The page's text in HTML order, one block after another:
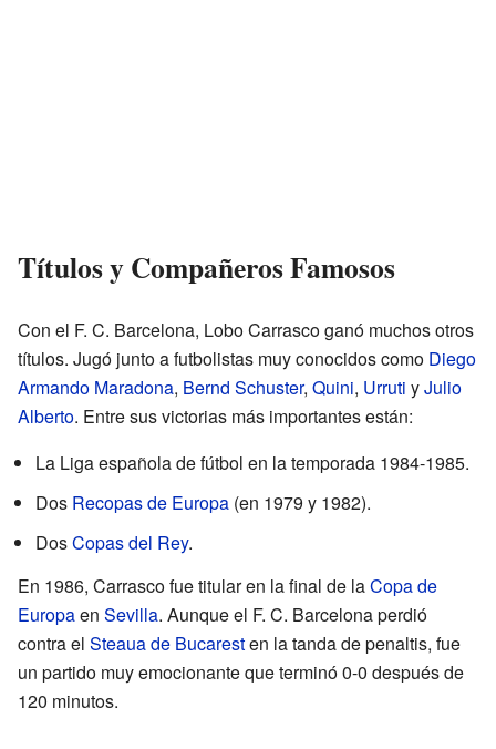
Títulos y Compañeros Famosos
Con el F. C. Barcelona, Lobo Carrasco ganó muchos otros
títulos. Jugó junto a futbolistas muy conocidos como Diego
Armando Maradona, Bernd Schuster, Quini, Urruti yJulio
Alberto. Entre sus victorias más importantes están:
La Liga española de fútbol en la temporada 1984-1985.
Dos Recopas de Europa (en 1979 y 1982).
DosCopas del Rey.
En 1986, Carrasco fue titular en la final de laCopa de
Europaen Sevilla. Aunque el F. C. Barcelona perdió
contra el Steaua de Bucaresten la tanda de penaltis, fue
un partido muy emocionante que terminó 0-0 después de
120 minutos.